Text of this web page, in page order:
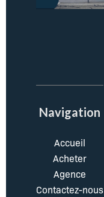
Navigation
Accueil
Acheter
Agence
Contactez-nous